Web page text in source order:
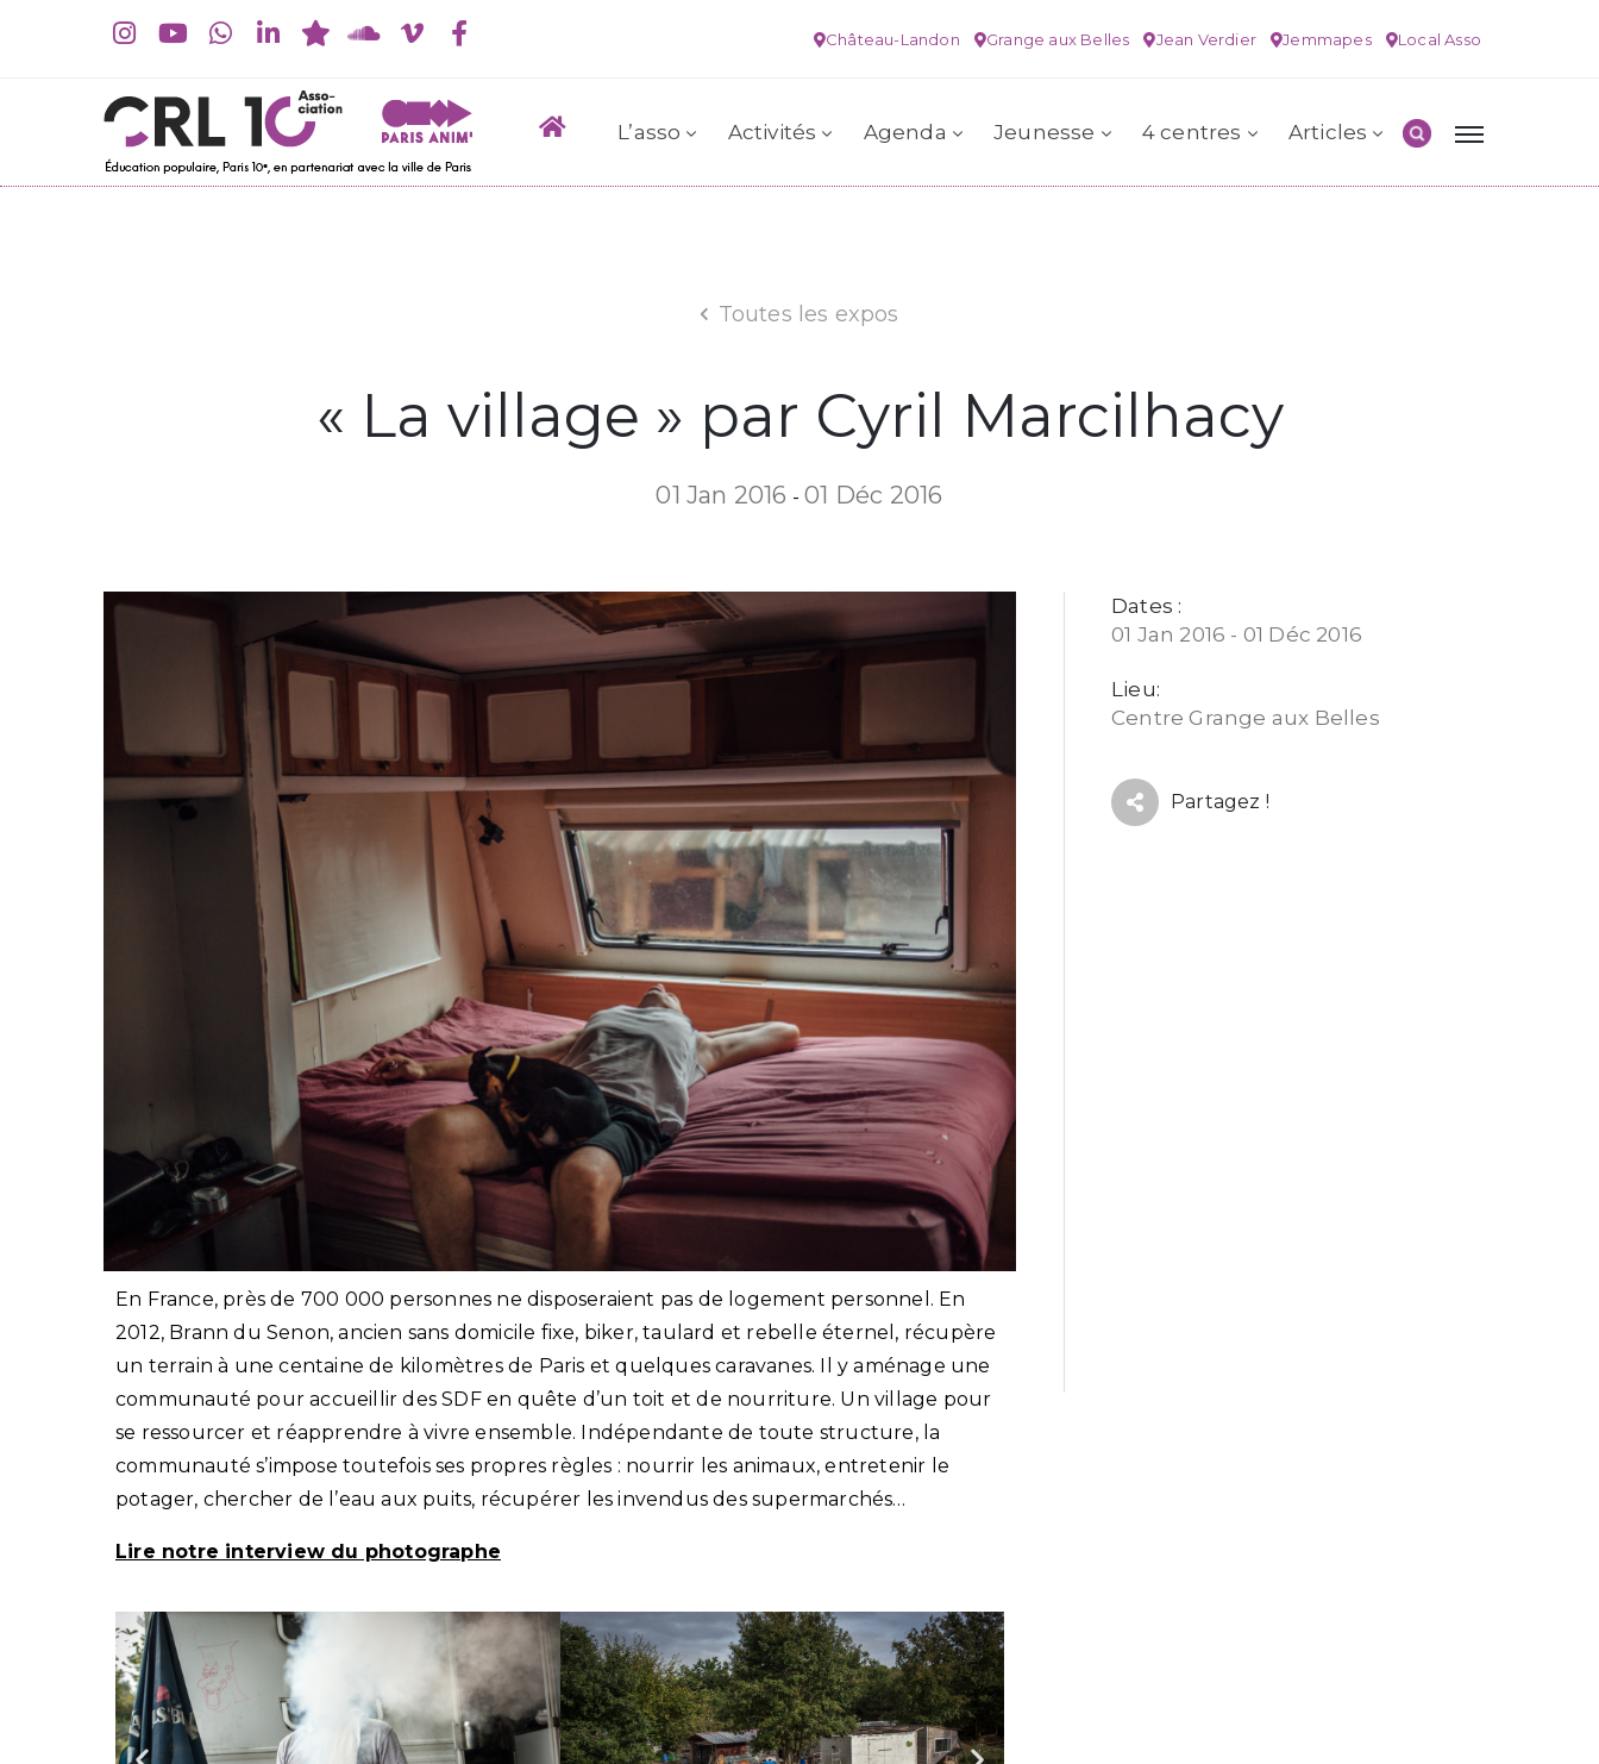
Château-Landon Grange aux Belles Jean Verdier Jemmapes Local Asso
L’asso Activités Agenda Jeunesse 4 centres Articles
Toutes les expos
« La village » par Cyril Marcilhacy
01 Jan 2016 -01 Déc 2016
En France, près de 700 000 personnes ne disposeraient pas de logement personnel. En
2012, Brann du Senon, ancien sans domicile fixe, biker, taulard et rebelle éternel, récupère
un terrain à une centaine de kilomètres de Paris et quelques caravanes. Il y aménage une
communauté pour accueillir des SDF en quête d’un toit et de nourriture. Un village pour
se ressourcer et réapprendre à vivre ensemble. Indépendante de toute structure, la
communauté s’impose toutefois ses propres règles : nourrir les animaux, entretenir le
potager, chercher de l’eau aux puits, récupérer les invendus des supermarchés…
Lire notre interview du photographe
Dates :
01 Jan 2016 - 01 Déc 2016
Lieu:
Centre Grange aux Belles
Partagez !